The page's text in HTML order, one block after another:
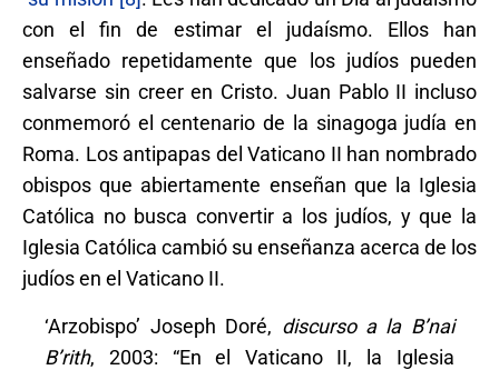
con el fin de estimar el judaísmo. Ellos han
enseñado repetidamente que los judíos pueden
salvarse sin creer en Cristo. Juan Pablo II incluso
conmemoró el centenario de la sinagoga judía en
Roma. Los antipapas del Vaticano II han nombrado
obispos que abiertamente enseñan que la Iglesia
Católica no busca convertir a los judíos, y que la
Iglesia Católica cambió su enseñanza acerca de los
judíos en el Vaticano II.
‘Arzobispo’ Joseph Doré, discurso a la B’nai
B’rith, 2003: “En el Vaticano II, la Iglesia